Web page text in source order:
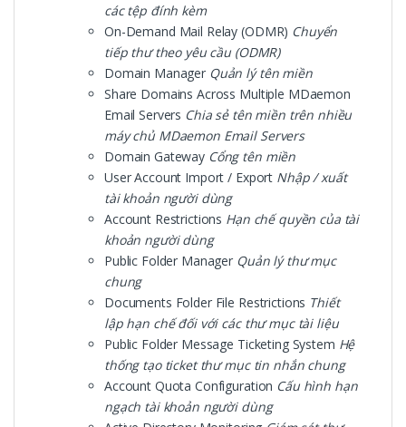
các tệp đính kèm
On-Demand Mail Relay (ODMR) Chuyển
tiếp thư theo yêu cầu (ODMR)
Domain Manager Quản lý tên miền
Share Domains Across Multiple MDaemon
Email Servers Chia sẻ tên miền trên nhiều
máy chủ MDaemon Email Servers
Domain Gateway Cổng tên miền
User Account Import / Export Nhập / xuất
tài khoản người dùng
Account Restrictions Hạn chế quyền của tài
khoản người dùng
Public Folder Manager Quản lý thư mục
chung
Documents Folder File Restrictions Thiết
lập hạn chế đối với các thư mục tài liệu
Public Folder Message Ticketing System Hệ
thống tạo ticket thư mục tin nhắn chung
Account Quota Configuration Cấu hình hạn
ngạch tài khoản người dùng